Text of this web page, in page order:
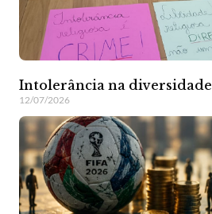
Intolerância na diversidade
12/07/2026